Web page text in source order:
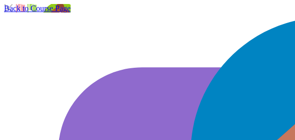
Back to Course Page